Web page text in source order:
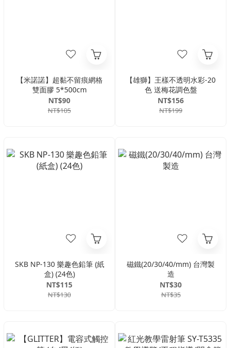
【米諾諾】超黏不留痕網格
雙面膠 5*500cm
NT$90
NT$105
【雄獅】王樣不透明水彩-20
色 送梅花調色盤
NT$156
NT$199
SKB NP-130 樂趣色鉛筆 (紙
盒) (24色)
NT$115
NT$130
磁鐵(20/30/40/mm) 台灣製
造
NT$30
NT$35